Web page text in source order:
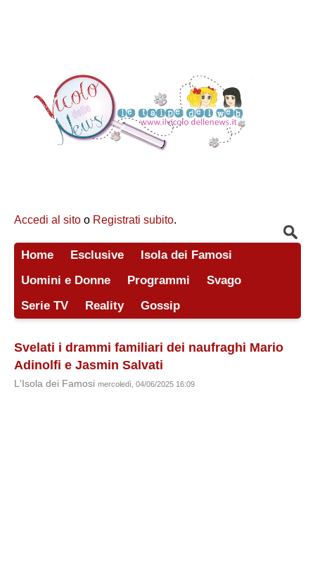
Accedi al sito o Registrati subito.
Home Esclusive
Isola dei Famosi
Uomini e Donne
Programmi
Svago
Serie TV
Reality Gossip
Svelati i drammi familiari dei naufraghi Mario
Adinolfi e Jasmin Salvati
L'Isola dei Famosi mercoledì, 04/06/2025 16:09